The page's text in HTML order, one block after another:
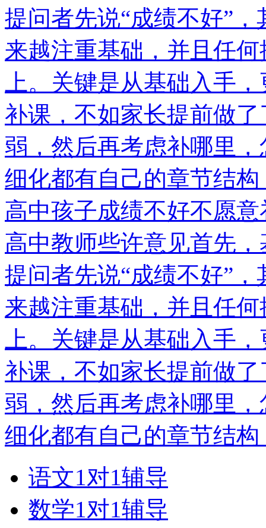
提问者先说“成绩不好”
来越注重基础，并且任
上。关键是从基础入手
补课，不如家长提前做
弱，然后再考虑补哪里
细化都有自己的章节结
高中孩子成绩不好不愿
高中教师些许意见首先
提问者先说“成绩不好”
来越注重基础，并且任
上。关键是从基础入手
补课，不如家长提前做
弱，然后再考虑补哪里
细化都有自己的章节结
语文1对1辅导
数学1对1辅导